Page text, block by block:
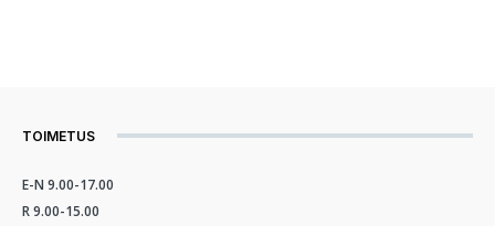
TOIMETUS
E-N 9.00-17.00
R 9.00-15.00